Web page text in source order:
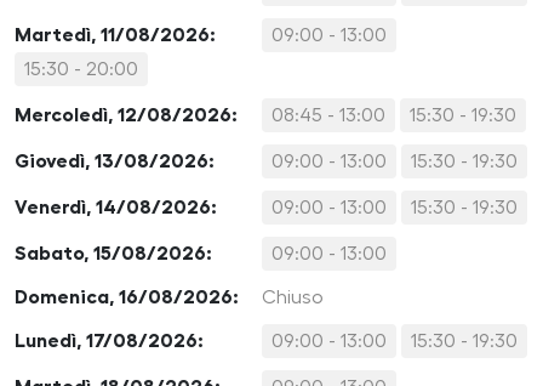
Martedì, 11/08/2026:
09:00 - 13:00
15:30 - 20:00
Mercoledì, 12/08/2026: 08:45 - 13:00 15:30 - 19:30
Giovedì, 13/08/2026: 09:00 - 13:00 15:30 - 19:30
Venerdì, 14/08/2026: 09:00 - 13:00 15:30 - 19:30
Sabato, 15/08/2026: 09:00 - 13:00
Domenica, 16/08/2026: Chiuso
Lunedì, 17/08/2026: 09:00 - 13:00 15:30 - 19:30